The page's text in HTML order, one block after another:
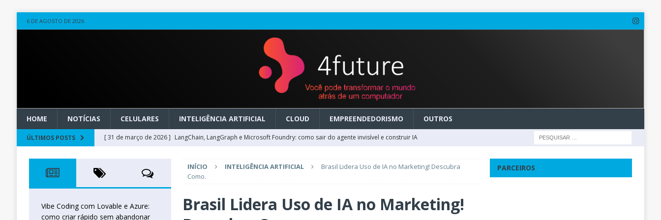
6 DE AGOSTO DE 2026
HOME NOTÍCIAS CELULARES INTELIGÊNCIA ARTIFICIAL CLOUD EMPREENDEDORISMO OUTROS
ÚLTIMOS POSTS [ 31 de março de 2026 ] LangChain, LangGraph e Microsoft Foundry: como sair do agente invisível e construir IA
[ 20 de março de 2026 ]
Microsoft Foundry em GA: como migrar do clássico sem transformar IA em dívida
técnica
INTELIGÊNCIA ARTIFICIAL
[ 27 de fevereiro de 2026 ]
Voice Agents no Microsoft Foundry: como desenhar experiências de voz em tempo
INÍCIO INTELIGÊNCIA ARTIFICIAL
Brasil Lidera Uso de IA no Marketing! Descubra
Como.
Brasil Lidera Uso de IA no Marketing!
Vibe Coding com Lovable e Azure:
como criar rápido sem abandonar
PARCEIROS